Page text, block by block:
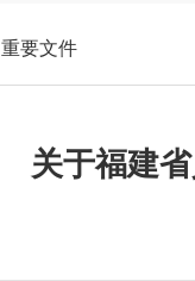
重要文件
关于福建